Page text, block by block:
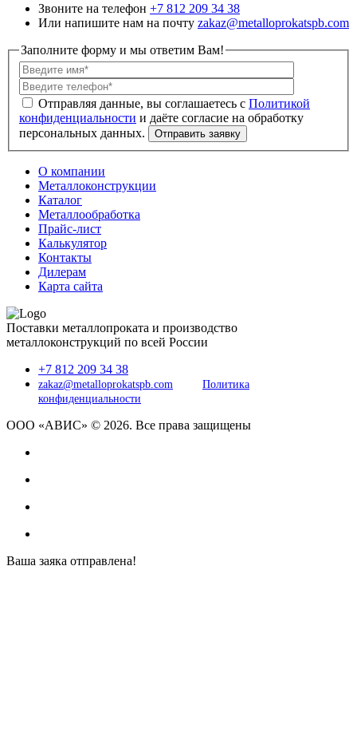
Звоните на телефон +7 812 209 34 38
Или напишите нам на почту zakaz@metalloprokatspb.com
Заполните форму и мы ответим Вам!
Политикой
конфиденциальности
О компании
Металлоконструкции
Каталог
Металлообработка
Прайс-лист
Калькулятор
Контакты
Дилерам
Карта сайта
Поставки металлопроката и производство
металлоконструкций по всей России
+7 812 209 34 38
zakaz@metalloprokatspb.com
Политика
конфиденциальности
ООО «АВИС» © 2026. Все права защищены
Ваша заяка отправлена!